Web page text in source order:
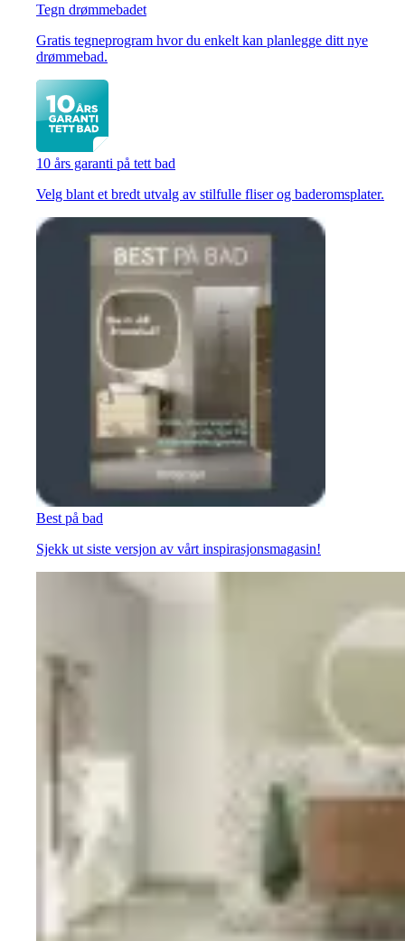
Tegn drømmebadet
Gratis tegneprogram hvor du enkelt kan planlegge ditt nye
drømmebad.
10 års garanti på tett bad
Velg blant et bredt utvalg av stilfulle fliser og baderomsplater.
Best på bad
Sjekk ut siste versjon av vårt inspirasjonsmagasin!